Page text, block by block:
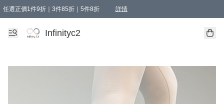
任選正價1件9折｜3件85折｜5件8折 詳情
精選商品，任選買1件或以上減HKD 20.00；買2件或以上減HKD 60.00；買3件
Infinityc2 wears 滿$800免運費
Bucks & Leather 滿$1000免運費
Infinityc2